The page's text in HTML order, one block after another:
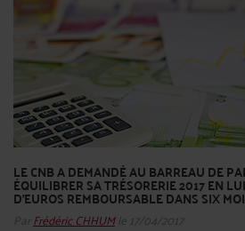
LE CNB A DEMANDÉ AU BARREAU DE
ÉQUILIBRER SA TRÉSORERIE 2017 EN
D'EUROS REMBOURSABLE DANS SIX
Par Frédéric CHHUMle 17/04/2017